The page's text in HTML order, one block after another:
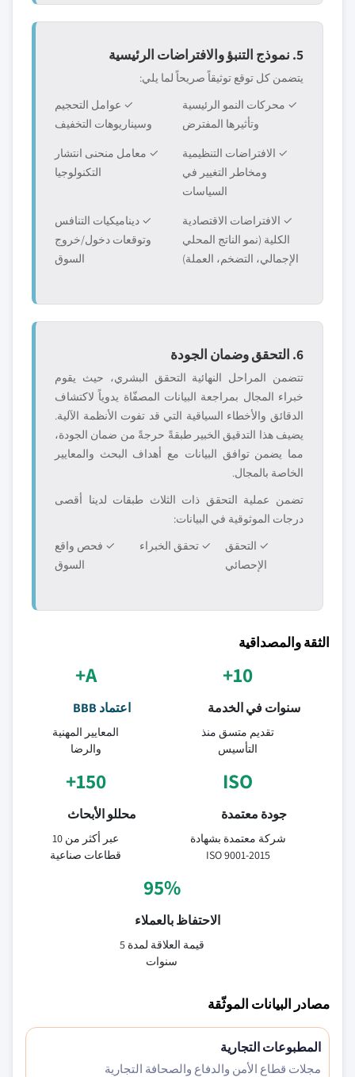
5. نموذج التنبؤ والافتراضات الرئيسية
يتضمن كل توقع توثيقاً صريحاً لما يلي:
✓ محركات النمو الرئيسية
وتأثيرها المفترض
✓ عوامل التحجيم
وسيناريوهات التخفيف
✓ الافتراضات التنظيمية
ومخاطر التغيير في
السياسات
✓ معامل منحنى انتشار
التكنولوجيا
✓ الافتراضات الاقتصادية
الكلية (نمو الناتج المحلي
الإجمالي، التضخم، العملة)
✓ ديناميكيات التنافس
وتوقعات دخول/خروج
السوق
6. التحقق وضمان الجودة
تتضمن المراحل النهائية التحقق البشري، حيث يقوم
خبراء المجال بمراجعة البيانات المصفّاة يدوياً لاكتشاف
الدقائق والأخطاء السياقية التي قد تفوت الأنظمة الآلية.
يضيف هذا التدقيق الخبير طبقةً حرجةً من ضمان الجودة،
مما يضمن توافق البيانات مع أهداف البحث والمعايير
الخاصة بالمجال.
تضمن عملية التحقق ذات الثلاث طبقات لدينا أقصى
درجات الموثوقية في البيانات:
✓ التحقق
الإحصائي
✓ تحقق الخبراء
✓ فحص واقع
السوق
الثقة والمصداقية
10+
سنوات في الخدمة
تقديم متسق منذ
التأسيس
A+
اعتماد BBB
المعايير المهنية
والرضا
ISO
جودة معتمدة
شركة معتمدة بشهادة
ISO 9001-2015
150+
محللو الأبحاث
عبر أكثر من 10
قطاعات صناعية
95%
الاحتفاظ بالعملاء
قيمة العلاقة لمدة 5
سنوات
مصادر البيانات الموثّقة
المطبوعات التجارية
مجلات قطاع الأمن والدفاع والصحافة التجارية